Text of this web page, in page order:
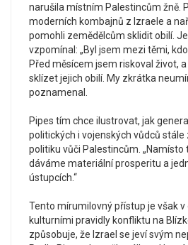
narušila místním Palestincům žně.
moderních kombajnů z Izraele a
pomohli zemědělcům sklidit obilí.
vzpomínal: „Byl jsem mezi těmi,
Před měsícem jsem riskoval život,
sklízet jejich obilí. My zkrátka
poznamenal.
Pipes tím chce ilustrovat, jak
politických i vojenských vůdců
politiku vůči Palestincům.
dáváme materiální prosperitu a
ústupcích.“
Tento mírumilovný přístup je však
kulturními pravidly konfliktu na
způsobuje, že Izrael se jeví svým